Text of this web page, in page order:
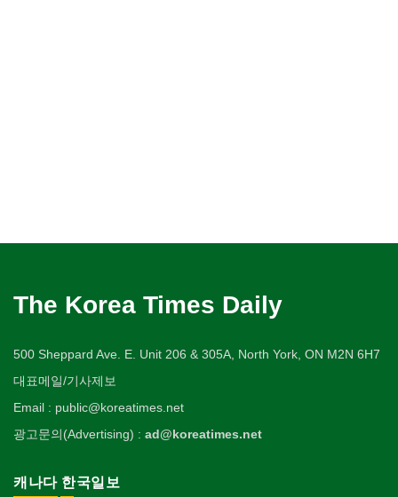
The Korea Times Daily
500 Sheppard Ave. E. Unit 206 & 305A, North York, ON M2N 6H7
대표메일/기사제보
Email : public@koreatimes.net
광고문의(Advertising) : ad@koreatimes.net
캐나다 한국일보